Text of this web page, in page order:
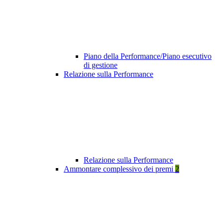
Piano della Performance/Piano esecutivo
di gestione
Relazione sulla Performance
Relazione sulla Performance
Ammontare complessivo dei premi 2